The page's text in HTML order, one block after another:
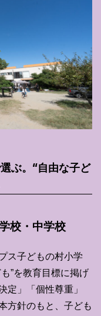
ぶ。“自由な子ど
校・中学校
ス子どもの村小学
”を教育目標に掲げ
定」「個性尊重」
方針のもと、子ども